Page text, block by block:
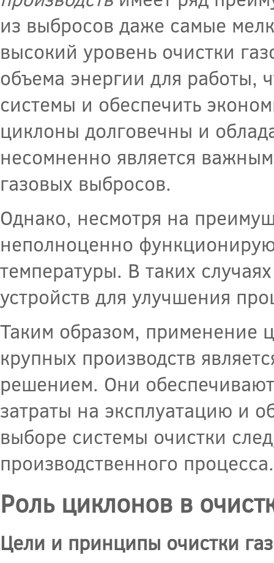
из выбросов даже самые
высокий уровень очистки
объема энергии для работы,
системы и обеспечить
циклоны долговечны и
несомненно является
газовых выбросов.
Однако, несмотря на
неполноценно
температуры. В таких
устройств для улучшения
Таким образом, применение
крупных производств
решением. Они
затраты на эксплуатацию и
выборе системы очистки
производственного процесса.
Роль циклонов в
Цели и принципы очистки